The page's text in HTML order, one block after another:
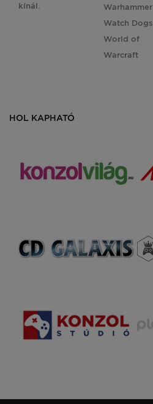
kínál.
Warhammer
Watch Dogs
World of
Warcraft
HOL KAPHATÓ